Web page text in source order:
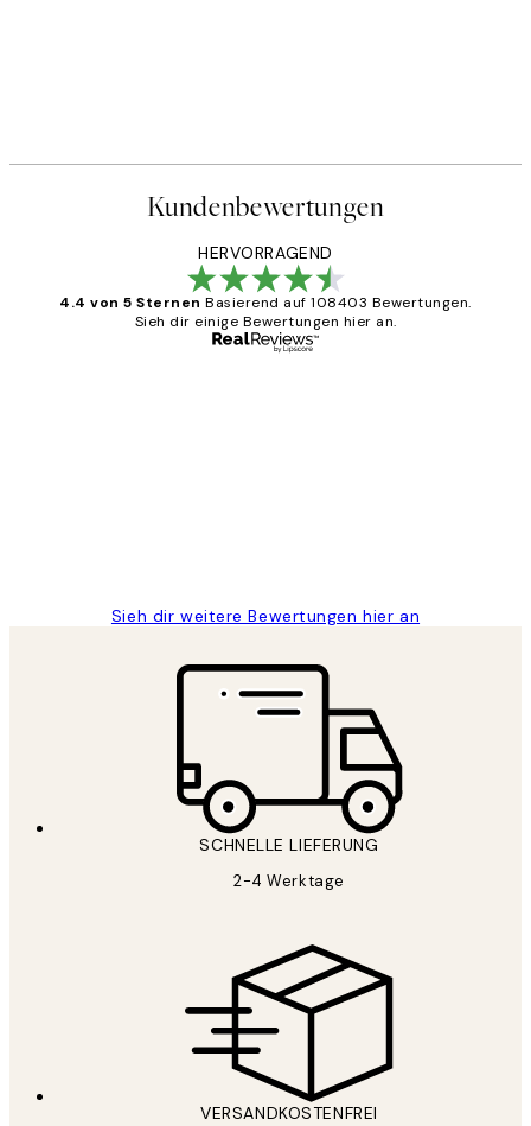
Kundenbewertungen
HERVORRAGEND
4.4 von 5 Sternen Basierend auf 108403 Bewertungen.
Sieh dir einige Bewertungen hier an.
Sieh dir weitere Bewertungen hier an
SCHNELLE LIEFERUNG
2-4 Werktage
VERSANDKOSTENFREI